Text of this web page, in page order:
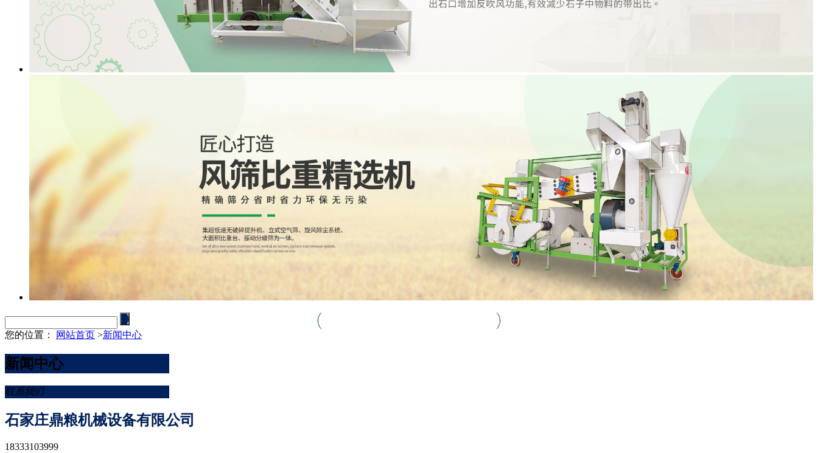
您的位置： 网站首页 >新闻中心
新闻中心
联系我们
石家庄鼎粮机械设备有限公司
18333103999